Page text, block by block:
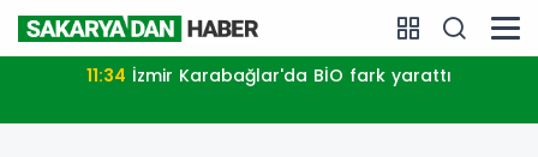
11:34 İzmir Karabağlar'da BİO fark yarattı